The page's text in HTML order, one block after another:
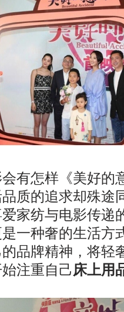
怎样《美好的
质的追求却殊途
家纺与电影传递
一种奢的生活方
品牌精神，将轻
注重自己床上用